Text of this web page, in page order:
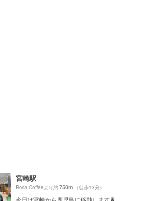
宮崎駅
Rosa Coffeeより約750m （徒歩13分）
今日は宮崎から鹿児島に移動します🚆